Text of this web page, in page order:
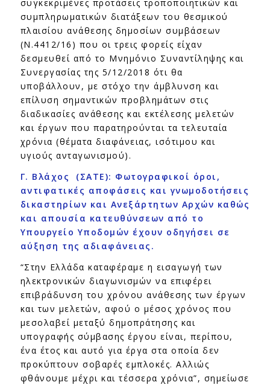
συγκεκριμένες προτάσεις τροποποιητικών και
συμπληρωματικών διατάξεων του θεσμικού
πλαισίου ανάθεσης δημοσίων συμβάσεων
(Ν.4412/16) που οι τρεις φορείς είχαν
δεσμευθεί από το Μνημόνιο Συναντίληψης και
Συνεργασίας της 5/12/2018 ότι θα
υποβάλλουν, με στόχο την άμβλυνση και
επίλυση σημαντικών προβλημάτων στις
διαδικασίες ανάθεσης και εκτέλεσης μελετών
και έργων που παρατηρούνται τα τελευταία
χρόνια (θέματα διαφάνειας, ισότιμου και
υγιούς ανταγωνισμού).
Γ. Βλάχος (ΣΑΤΕ): Φωτογραφικοί όροι,
αντιφατικές αποφάσεις και γνωμοδοτήσεις
δικαστηρίων και Ανεξάρτητων Αρχών καθώς
και απουσία κατευθύνσεων από το
Υπουργείο Υποδομών έχουν οδηγήσει σε
αύξηση της αδιαφάνειας.
“Στην Ελλάδα καταφέραμε η εισαγωγή των
ηλεκτρονικών διαγωνισμών να επιφέρει
επιβράδυνση του χρόνου ανάθεσης των έργων
και των μελετών, αφού ο μέσος χρόνος που
μεσολαβεί μεταξύ δημοπράτησης και
υπογραφής σύμβασης έργου είναι, περίπου,
ένα έτος και αυτό για έργα στα οποία δεν
προκύπτουν σοβαρές εμπλοκές. Αλλιώς
φθάνουμε μέχρι και τέσσερα χρόνια”, σημείωσε